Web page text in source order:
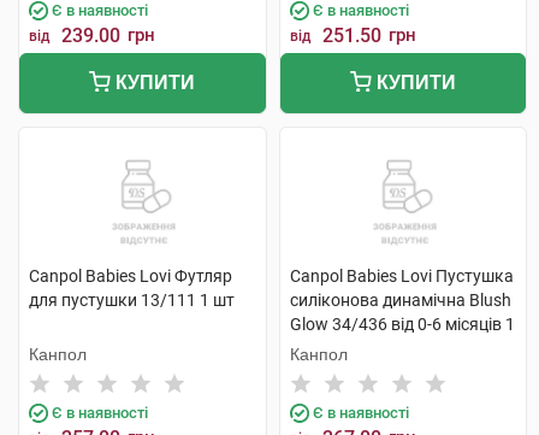
Є в наявності
від 239.00 грн
КУПИТИ
Є в наявності
від 251.50 грн
КУПИТИ
Canpol Babies Lovi Футляр
для пустушки 13/111 1 шт
Канпол
Є в наявності
Canpol Babies Lovi Пустушка
силіконова динамічна Blush
Glow 34/436 від 0-6 місяців 1
шт
Канпол
Є в наявності